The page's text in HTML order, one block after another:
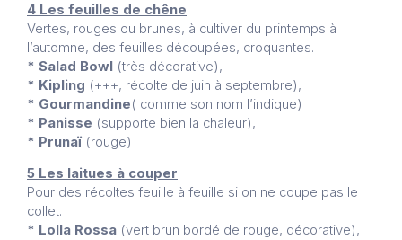
4 Les feuilles de chêne
Vertes, rouges ou brunes, à cultiver du printemps à
l’automne, des feuilles découpées, croquantes.
* Salad Bowl (très décorative),
* Kipling (+++, récolte de juin à septembre),
* Gourmandine( comme son nom l’indique)
* Panisse (supporte bien la chaleur),
* Prunaï (rouge)
5 Les laitues à couper
Pour des récoltes feuille à feuille si on ne coupe pas le
collet.
* Lolla Rossa (vert brun bordé de rouge, décorative),